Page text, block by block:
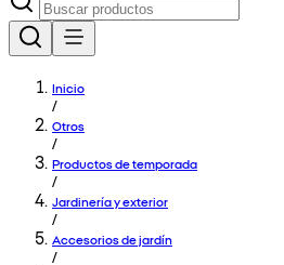
Inicio
/
Otros
/
Productos de temporada
/
Jardinería y exterior
/
Accesorios de jardín
/